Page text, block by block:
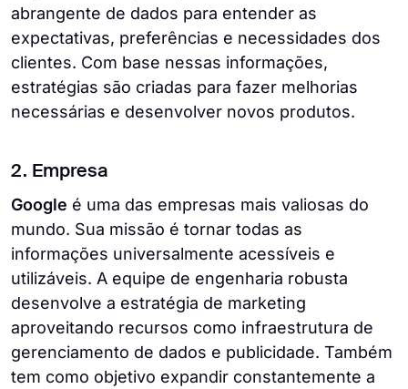
abrangente de dados para entender as
expectativas, preferências e necessidades dos
clientes. Com base nessas informações,
estratégias são criadas para fazer melhorias
necessárias e desenvolver novos produtos.
2. Empresa
Google é uma das empresas mais valiosas do
mundo. Sua missão é tornar todas as
informações universalmente acessíveis e
utilizáveis. A equipe de engenharia robusta
desenvolve a estratégia de marketing
aproveitando recursos como infraestrutura de
gerenciamento de dados e publicidade. Também
tem como objetivo expandir constantemente a